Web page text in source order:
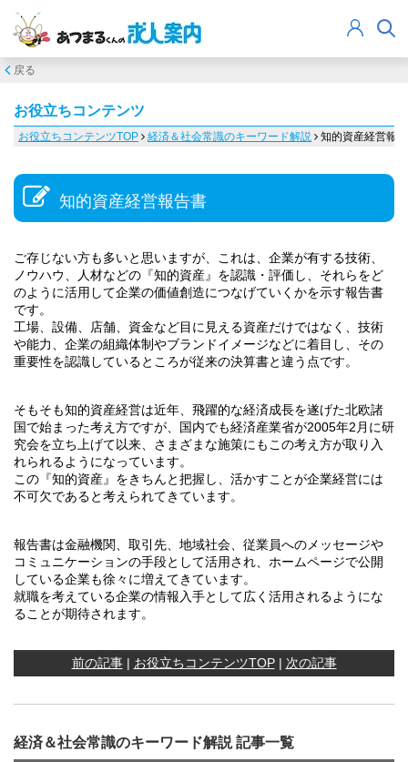
戻る
お役立ちコンテンツ
お役立ちコンテンツTOP 経済＆社会常識のキーワード解説 知的資産経営報
知的資産経営報告書
ご存じない方も多いと思いますが、これは、企業が有する技術、
ノウハウ、人材などの『知的資産』を認識・評価し、それらをど
のように活用して企業の価値創造につなげていくかを示す報告書
です。
工場、設備、店舗、資金など目に見える資産だけではなく、技術
や能力、企業の組織体制やブランドイメージなどに着目し、その
重要性を認識しているところが従来の決算書と違う点です。
そもそも知的資産経営は近年、飛躍的な経済成長を遂げた北欧諸
国で始まった考え方ですが、国内でも経済産業省が2005年2月に研
究会を立ち上げて以来、さまざまな施策にもこの考え方が取り入
れられるようになっています。
この『知的資産』をきちんと把握し、活かすことが企業経営には
不可欠であると考えられてきています。
報告書は金融機関、取引先、地域社会、従業員へのメッセージや
コミュニケーションの手段として活用され、ホームページで公開
している企業も徐々に増えてきています。
就職を考えている企業の情報入手として広く活用されるようにな
ることが期待されます。
前の記事| お役立ちコンテンツTOP| 次の記事
経済＆社会常識のキーワード解説 記事一覧